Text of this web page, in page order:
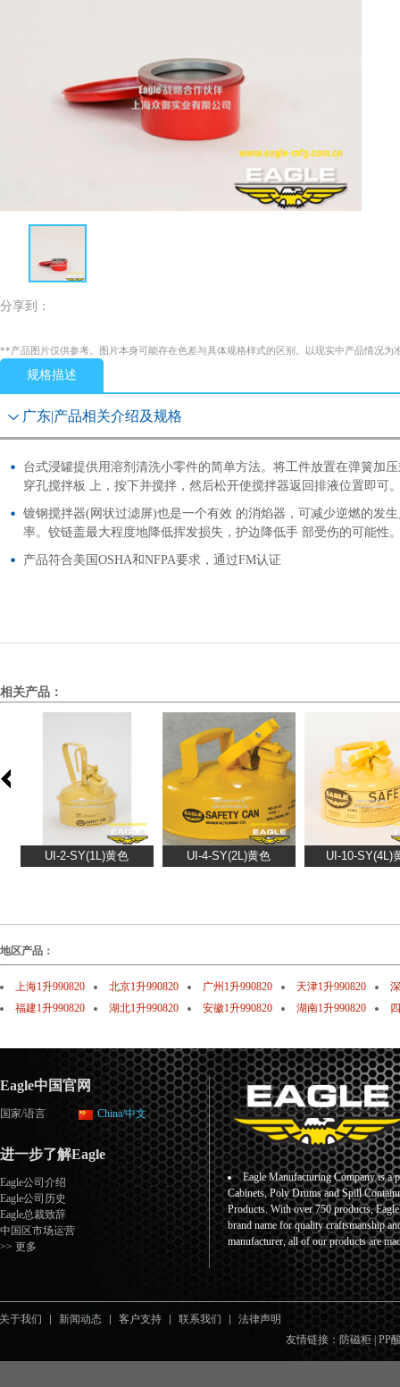
分享到：
**产品图片仅供参考。图片本身可能存在色差与具体规格样式的区别。以现实中产品情况为
规格描述
广东|产品相关介绍及规格
台式浸罐提供用溶剂清洗小零件的简单方法。将工件放置在弹簧加
穿孔搅拌板 上，按下并搅拌，然后松开使搅拌器返回排液位置即可
镀钢搅拌器(网状过滤屏)也是一个有效 的消焰器，可减少逆燃的发
率。铰链盖最大程度地降低挥发损失，护边降低手 部受伤的可能性
产品符合美国OSHA和NFPA要求，通过FM认证
相关产品：
地区产品：
上海1升990820 北京1升990820 广州1升990820 天津1升990820
福建1升990820
湖北1升990820 安徽1升990820 湖南1升990820
Eagle中国官网
国家/语言 China/中文
进一步了解Eagle
Eagle公司介绍
Eagle公司历史
Eagle总裁致辞
中国区市场运营
>> 更多
Eagle Manufacturing Company is a
Cabinets, Poly Drums and Spill
Products. With over 750 products,
brand name for quality craftsmanship
manufacturer, all of our products are
关于我们 新闻动态 客户支持 联系我们
法律声明
友情链接： 防磁柜 PP